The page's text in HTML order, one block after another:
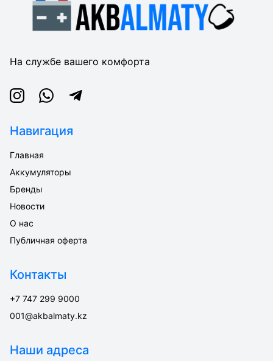
На службе вашего комфорта
InstagramWhatsappTelegram
Навигация
Главная
Аккумуляторы
Бренды
Новости
О нас
Публичная оферта
Контакты
+7 747 299 9000
001@akbalmaty.kz
Наши адреса